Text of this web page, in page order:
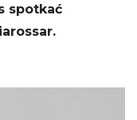
spotkać